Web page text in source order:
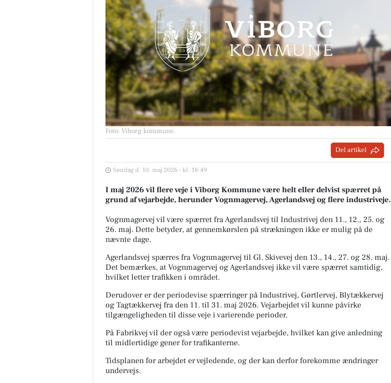
Foto: Viborg kommune.
Del artikel
Søndag d. 10. maj 2026 - kl. 18:49
I maj 2026 vil flere veje i Viborg Kommune være helt eller delvist spærret på
grund af vejarbejde, herunder Vognmagervej, Agerlandsvej og flere industriveje.
Vognmagervej vil være spærret fra Agerlandsvej til Industrivej den 11., 12., 25. og
26. maj. Dette betyder, at gennemkørslen på strækningen ikke er mulig på de
nævnte dage.
Agerlandsvej spærres fra Vognmagervej til Gl. Skivevej den 13., 14., 27. og 28. maj.
Det bemærkes, at Vognmagervej og Agerlandsvej ikke vil være spærret samtidig,
hvilket letter trafikken i området.
Derudover er der periodevise spærringer på Industrivej, Gørtlervej, Blytækkervej
og Tagtækkervej fra den 11. til 31. maj 2026. Vejarbejdet vil kunne påvirke
tilgængeligheden til disse veje i varierende perioder.
På Fabrikvej vil der også være periodevist vejarbejde, hvilket kan give anledning
til midlertidige gener for trafikanterne.
Tidsplanen for arbejdet er vejledende, og der kan derfor forekomme ændringer
undervejs.